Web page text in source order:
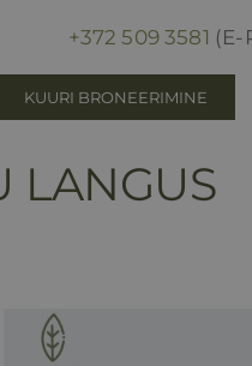
+372 509 3581 (E-
KUURI BRONEERIMINE
LANGUS